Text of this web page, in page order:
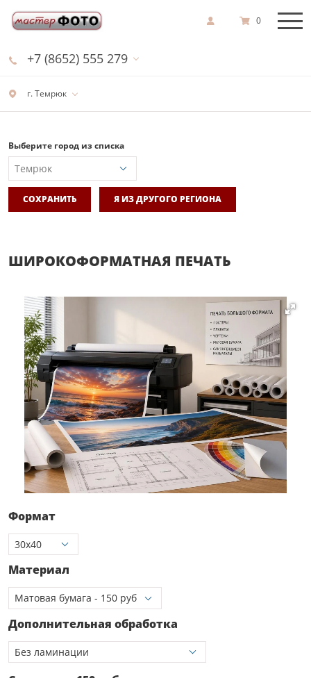
г. Темрюк
+7 (8652) 555 279
0
Выберите город из списка
СОХРАНИТЬ Я ИЗ ДРУГОГО РЕГИОНА
ШИРОКОФОРМАТНАЯ ПЕЧАТЬ
Формат
Материал
Дополнительная обработка